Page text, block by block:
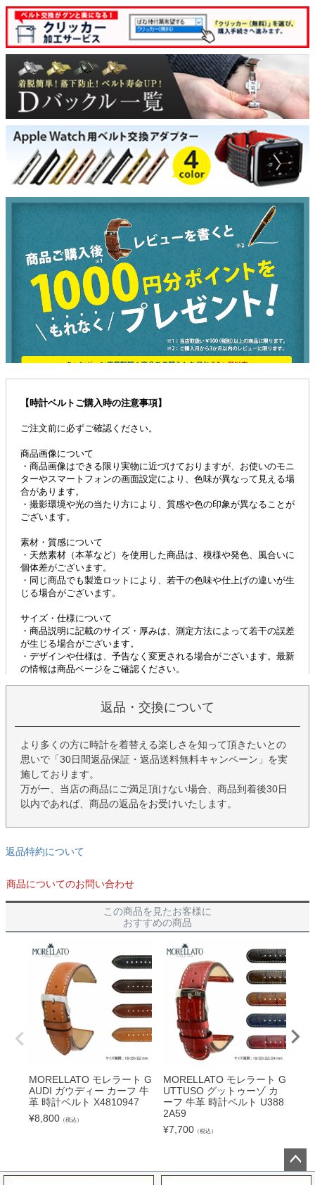
返品・交換について
より多くの方に時計を着替える楽しさを知って頂きたいとの
思いで「30日間返品保証・返品送料無料キャンペーン」を実
施しております。
万が一、当店の商品にご満足頂けない場合、商品到着後30日
以内であれば、商品の返品をお受けいたします。
返品特約について
商品についてのお問い合わせ
この商品を見たお客様に
おすすめの商品
MORELLATO モレラート G
AUDI ガウディー カーフ 牛
革 時計ベルト X4810947
¥8,800 （税込）
MORELLATO モレラート G
UTTUSO グットゥーゾ カ
ーフ 牛革 時計ベルト U388
2A59
¥7,700 （税込）
ペー